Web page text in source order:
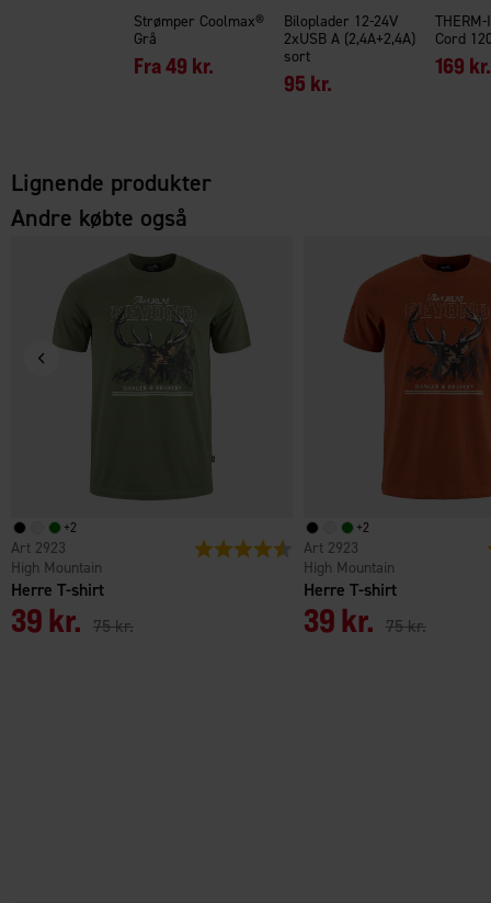
Strømper Coolmax®
Grå
Fra49 kr.
Biloplader 12-24V
2xUSB A (2,4A+2,4A)
sort
95 kr.
Cord
169 kr.
Lignende produkter
Andre købte også
+2
Herre T-shirt
High Mountain
2923
39 kr. 75 kr.
Vurdering: 4.5 ud af 5 stjerner
+2
Herre T-shirt
High Mountain
2923
39 kr. 75 kr.